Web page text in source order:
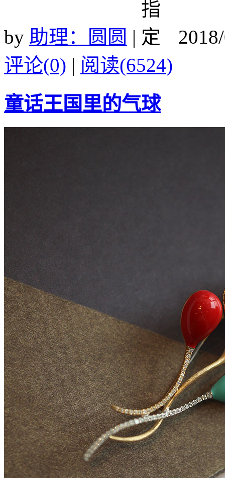
by 助理：圆圆 |
评论(0) | 阅读(6524)
童话王国里的气球